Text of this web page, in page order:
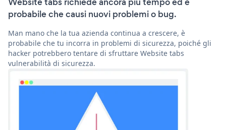
probabile che causi nuovi problemi o bug.
Man mano che la tua azienda continua a crescere, è
probabile che tu incorra in problemi di sicurezza, poiché gli
hacker potrebbero tentare di sfruttare Website tabs
vulnerabilità di sicurezza.